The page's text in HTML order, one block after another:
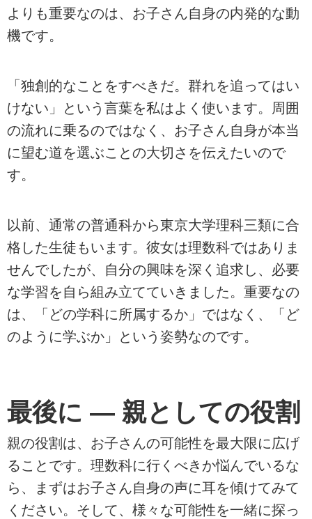
よりも重要なのは、お子さん自身の内発的な動
機です。
「独創的なことをすべきだ。群れを追ってはい
けない」という言葉を私はよく使います。周囲
の流れに乗るのではなく、お子さん自身が本当
に望む道を選ぶことの大切さを伝えたいので
す。
以前、通常の普通科から東京大学理科三類に合
格した生徒もいます。彼女は理数科ではありま
せんでしたが、自分の興味を深く追求し、必要
な学習を自ら組み立てていきました。重要なの
は、「どの学科に所属するか」ではなく、「ど
のように学ぶか」という姿勢なのです。
最後に — 親としての役割
親の役割は、お子さんの可能性を最大限に広げ
ることです。理数科に行くべきか悩んでいるな
ら、まずはお子さん自身の声に耳を傾けてみて
ください。そして、様々な可能性を一緒に探っ